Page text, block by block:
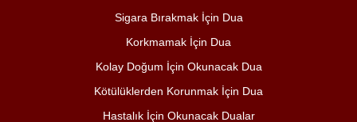
Sigara Bırakmak İçin Dua
Korkmamak İçin Dua
Kolay Doğum İçin Okunacak Dua
Kötülüklerden Korunmak İçin Dua
Hastalık İçin Okunacak Dualar